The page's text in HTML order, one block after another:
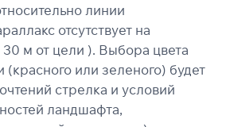
линии
отсутствует на
м от цели ). Выбора цвета
или зеленого) будет
стрелка и условий
ландшафта,